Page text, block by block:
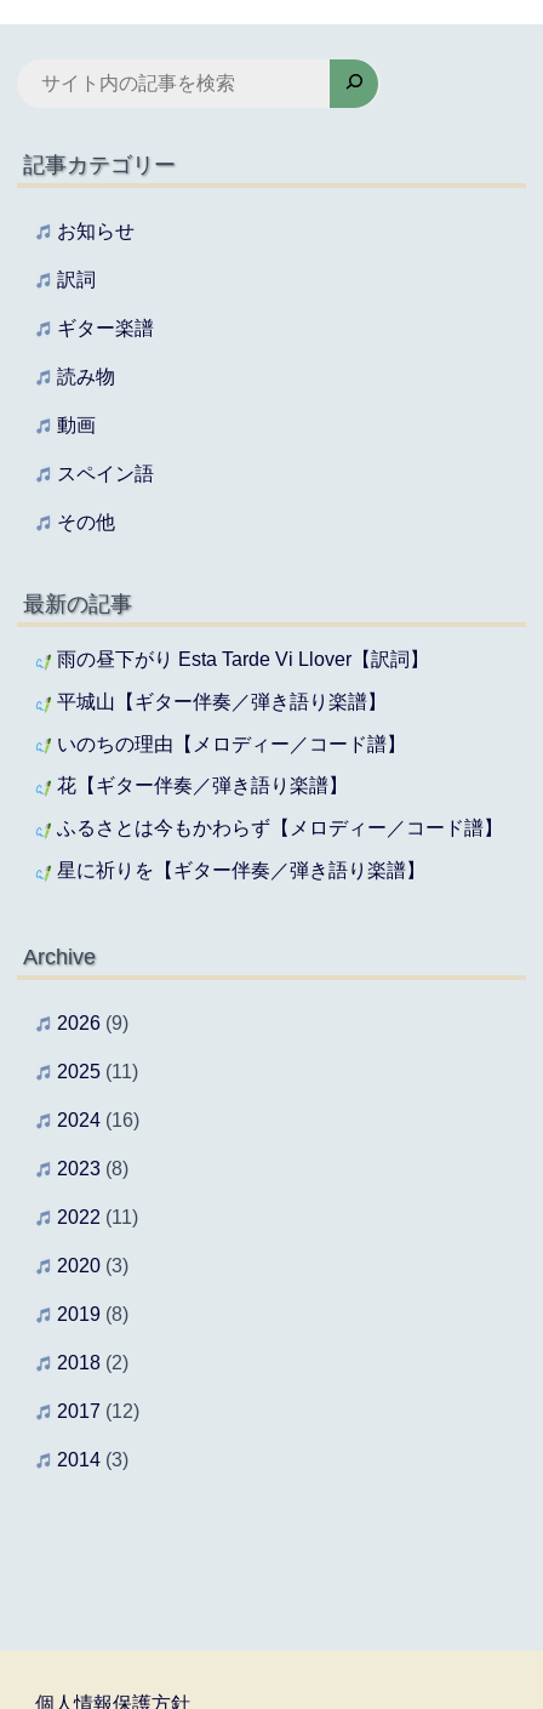
記事カテゴリー
お知らせ
訳詞
ギター楽譜
読み物
動画
スペイン語
その他
最新の記事
雨の昼下がり Esta Tarde Vi Llover【訳詞】
平城山【ギター伴奏／弾き語り楽譜】
いのちの理由【メロディー／コード譜】
花【ギター伴奏／弾き語り楽譜】
ふるさとは今もかわらず【メロディー／コード譜】
星に祈りを【ギター伴奏／弾き語り楽譜】
Archive
2026 (9)
2025 (11)
2024 (16)
2023 (8)
2022 (11)
2020 (3)
2019 (8)
2018 (2)
2017 (12)
2014 (3)
個人情報保護方針